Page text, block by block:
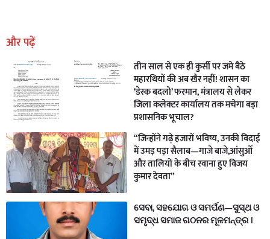
और पढ़ें
तीन साल से एक ही कुर्सी पर जमे बैठे
महारथियों की अब खैर नहीं! शासन का
‘डेस्क बदलो’ फरमान, मंत्रालय से लेकर
जिला कलेक्टर कार्यालय तक मचेगा बड़ा
प्रशासनिक भूचाल?
“जिन्होंने गढ़े हजारों भविष्य, उनकी विदाई
में उमड़ पड़ा सैलाब—गाजे बाजे,आंसुओं
और तालियों के बीच रवाना हुए विजय
कुमार देवता”
ସେବା, ସହଯୋଗ ଓ ସମର୍ପଣ—ସୁସ୍ଥ ଓ
ସମୃଦ୍ଧ ସମାଜ ଗଠନର ମୂଳମନ୍ତ୍ର ।